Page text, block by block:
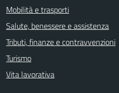
Mobilità e trasporti
Salute, benessere e assistenza
Tributi, finanze e contravvenzioni
Turismo
Vita lavorativa